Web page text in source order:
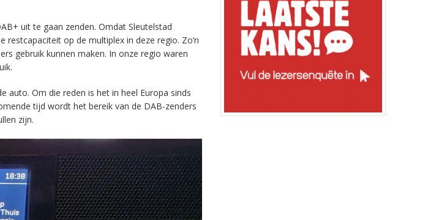
uit te gaan zenden. Omdat Sleutelstad
op de multiplex in deze regio. Zo’n
gebruik kunnen maken. In onze regio waren
auto. Om die reden is het in heel Europa sinds
tijd wordt het bereik van de DAB-zenders
zijn.